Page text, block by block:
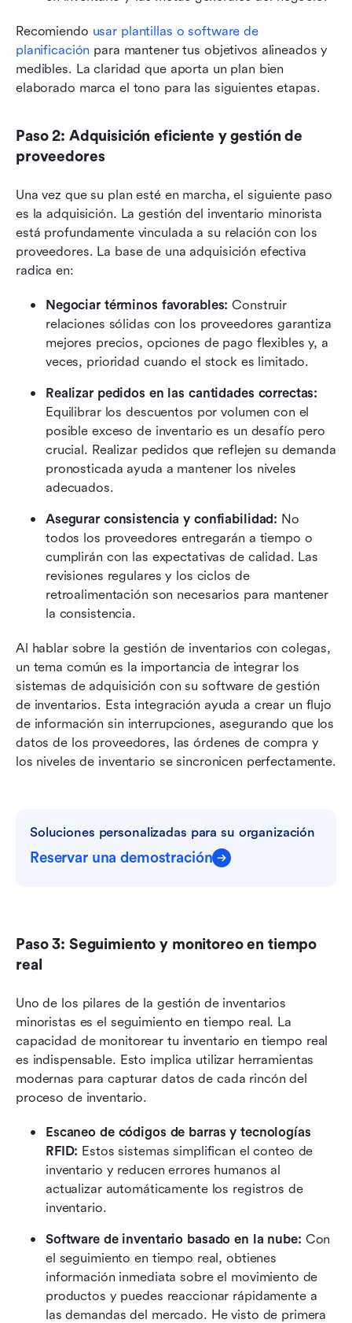
Recomiendo usar plantillas o software de
planificación para mantener tus objetivos alineados y
medibles. La claridad que aporta un plan bien
elaborado marca el tono para las siguientes etapas.
Paso 2: Adquisición eficiente y gestión de
proveedores
Una vez que su plan esté en marcha, el siguiente paso
es la adquisición. La gestión del inventario minorista
está profundamente vinculada a su relación con los
proveedores. La base de una adquisición efectiva
radica en:
Negociar términos favorables: Construir
relaciones sólidas con los proveedores garantiza
mejores precios, opciones de pago flexibles y, a
veces, prioridad cuando el stock es limitado.
Realizar pedidos en las cantidades correctas:
Equilibrar los descuentos por volumen con el
posible exceso de inventario es un desafío pero
crucial. Realizar pedidos que reflejen su demanda
pronosticada ayuda a mantener los niveles
adecuados.
Asegurar consistencia y confiabilidad: No
todos los proveedores entregarán a tiempo o
cumplirán con las expectativas de calidad. Las
revisiones regulares y los ciclos de
retroalimentación son necesarios para mantener
la consistencia.
Al hablar sobre la gestión de inventarios con colegas,
un tema común es la importancia de integrar los
sistemas de adquisición con su software de gestión
de inventarios. Esta integración ayuda a crear un flujo
de información sin interrupciones, asegurando que los
datos de los proveedores, las órdenes de compra y
los niveles de inventario se sincronicen perfectamente.
Soluciones personalizadas para su organización
Reservar una demostración
Paso 3: Seguimiento y monitoreo en tiempo
real
Uno de los pilares de la gestión de inventarios
minoristas es el seguimiento en tiempo real. La
capacidad de monitorear tu inventario en tiempo real
es indispensable. Esto implica utilizar herramientas
modernas para capturar datos de cada rincón del
proceso de inventario.
Escaneo de códigos de barras y tecnologías
RFID: Estos sistemas simplifican el conteo de
inventario y reducen errores humanos al
actualizar automáticamente los registros de
inventario.
Software de inventario basado en la nube: Con
el seguimiento en tiempo real, obtienes
información inmediata sobre el movimiento de
productos y puedes reaccionar rápidamente a
las demandas del mercado. He visto de primera